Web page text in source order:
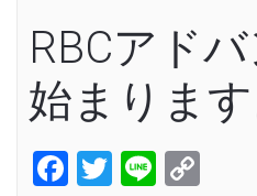
RBCアドバ
始まります
Facebook
Twitter
Line